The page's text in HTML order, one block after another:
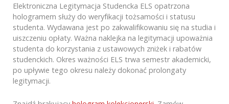
Elektroniczna Legitymacja Studencka ELS opatrzona
hologramem służy do weryfikacji tożsamości i statusu
studenta. Wydawana jest po zakwalifikowaniu się na studia i
uiszczeniu opłaty. Ważna naklejka na legitymacji upoważnia
studenta do korzystania z ustawowych zniżek i rabatów
studenckich. Okres ważności ELS trwa semestr akademicki,
po upływie tego okresu należy dokonać prolongaty
legitymacji.